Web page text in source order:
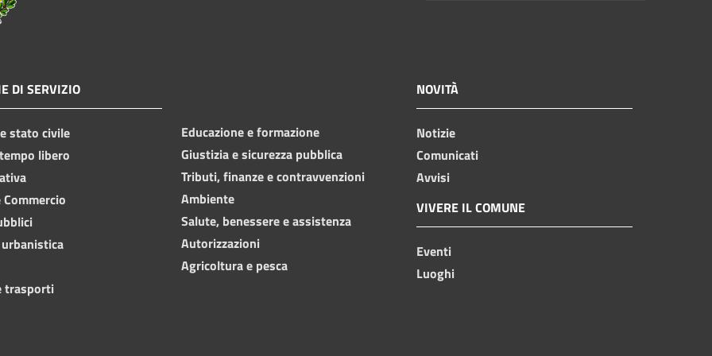
DI SERVIZIO
stato civile
libero
trasporti
Educazione e formazione
Giustizia e sicurezza pubblica
Tributi, finanze e contravvenzioni
Ambiente
Salute, benessere e assistenza
Autorizzazioni
Agricoltura e pesca
NOVITÀ
Notizie
Comunicati
Avvisi
VIVERE IL COMUNE
Eventi
Luoghi